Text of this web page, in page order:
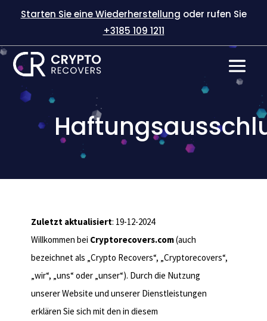
Starten Sie eine Wiederherstellung oder rufen Sie
+3185 109 1211
Zuletzt aktualisiert: 19-12-2024
Willkommen bei Cryptorecovers.com(auch
bezeichnet als „Crypto Recovers“, „Cryptorecovers“,
„wir“, „uns“ oder „unser“). Durch die Nutzung
unserer Website und unserer Dienstleistungen
erklären Sie sich mit den in diesem